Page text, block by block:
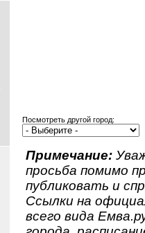
Посмотреть другой город:
Примечание:
просьба помимо
публиковать и
Ссылки на
всего вида